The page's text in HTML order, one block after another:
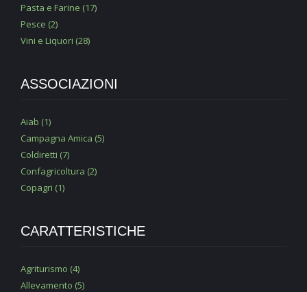
Pasta e Farine (17)
Pesce (2)
Vini e Liquori (28)
ASSOCIAZIONI
Aiab (1)
Campagna Amica (5)
Coldiretti (7)
Confagricoltura (2)
Copagri (1)
CARATTERISTICHE
Agriturismo (4)
Allevamento (5)